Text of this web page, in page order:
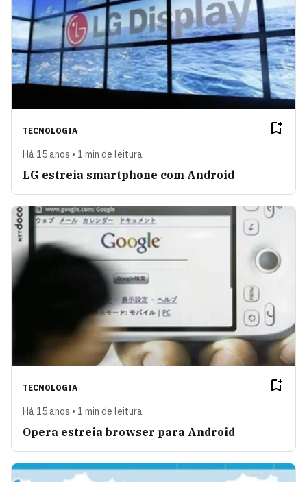
TECNOLOGIA
Há 15 anos • 1 min de leitura
LG estreia smartphone com Android
TECNOLOGIA
Há 15 anos • 1 min de leitura
Opera estreia browser para Android